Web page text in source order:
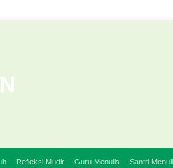
Refleksi Mudir Guru Menulis Santri